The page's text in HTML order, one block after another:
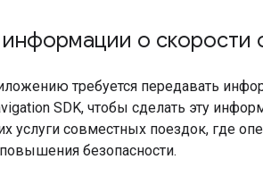
информации о скорости
требуется передавать
SDK, чтобы сделать эту
услуги совместных поездок, где
безопасности.